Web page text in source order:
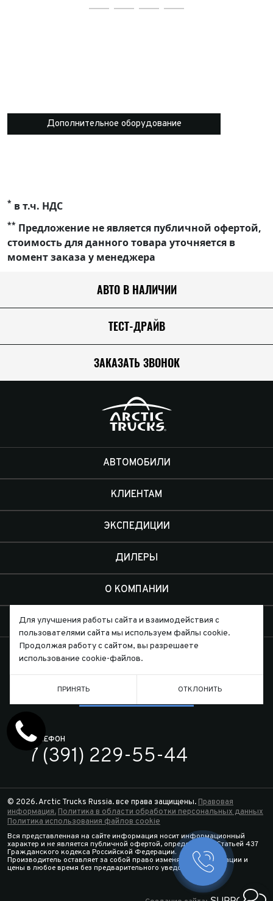
Дополнительное оборудование
* в т.ч. НДС
** Предложение не является публичной офертой,
стоимость для данного товара уточняется в
момент заказа у менеджера
АВТО В НАЛИЧИИ
ТЕСТ-ДРАЙВ
ЗАКАЗАТЬ ЗВОНОК
АВТОМОБИЛИ
КЛИЕНТАМ
ЭКСПЕДИЦИИ
ДИЛЕРЫ
О КОМПАНИИ
КОНТАКТЫ
ТЕЛЕФОН
7 (391) 229-55-44
© 2026. Arctic Trucks Russia. все права защищены. Правовая
информация. Политика в области обработки персональных данных
Политика использования файлов cookie
Вся представленная на сайте информация носит информационный
характер и не является публичной офертой, определяемой Статьей 437
Гражданского кодекса Российской Федерации.
Производитель оставляет за собой право изменять спецификации и
цены в любое время без предварительного уведомления.
Заказать
Для улучшения работы сайта и взаимодействия с
пользователями сайта мы используем файлы cookie.
Продолжая работу с сайтом, вы разрешаете
использование cookie-файлов.
ПРИНЯТЬ ОТКЛОНИТЬ